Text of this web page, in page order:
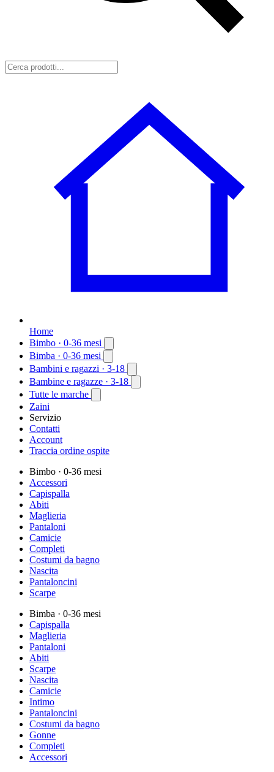
Home
Bimbo · 0-36 mesi
Bimba · 0-36 mesi
Bambini e ragazzi · 3-18
Bambine e ragazze · 3-18
Tutte le marche
Zaini
Servizio
Contatti
Account
Traccia ordine ospite
Bimbo · 0-36 mesi
Accessori
Capispalla
Abiti
Maglieria
Pantaloni
Camicie
Completi
Costumi da bagno
Nascita
Pantaloncini
Scarpe
Bimba · 0-36 mesi
Capispalla
Maglieria
Pantaloni
Abiti
Scarpe
Nascita
Camicie
Intimo
Pantaloncini
Costumi da bagno
Gonne
Completi
Accessori